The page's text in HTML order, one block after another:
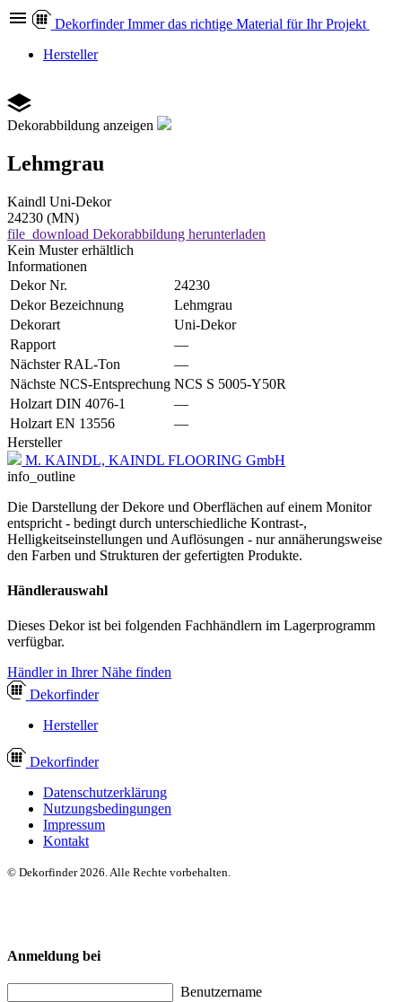
Dekorfinder Immer das richtige Material für Ihr Projekt
Hersteller
Dekorabbildung anzeigen
Lehmgrau
Kaindl Uni-Dekor
24230 (MN)
file_download Dekorabbildung herunterladen
Kein Muster erhältlich
Informationen
Dekor Nr.
24230
Dekor Bezeichnung
Lehmgrau
Dekorart
Uni-Dekor
Rapport
—
Nächster RAL-Ton
—
Nächste NCS-Entsprechung NCS S 5005-Y50R
Holzart DIN 4076-1
—
Holzart EN 13556
—
Hersteller
M. KAINDL, KAINDL FLOORING GmbH
info_outline
Die Darstellung der Dekore und Oberflächen auf einem Monitor
entspricht - bedingt durch unterschiedliche Kontrast-,
Helligkeitseinstellungen und Auflösungen - nur annäherungsweise
den Farben und Strukturen der gefertigten Produkte.
Händlerauswahl
Dieses Dekor ist bei folgenden Fachhändlern im Lagerprogramm
verfügbar.
Händler in Ihrer Nähe finden
Dekorfinder
Hersteller
Dekorfinder
Datenschutzerklärung
Nutzungsbedingungen
Impressum
Kontakt
© Dekorfinder 2026. Alle Rechte vorbehalten.
Anmeldung bei
Benutzername